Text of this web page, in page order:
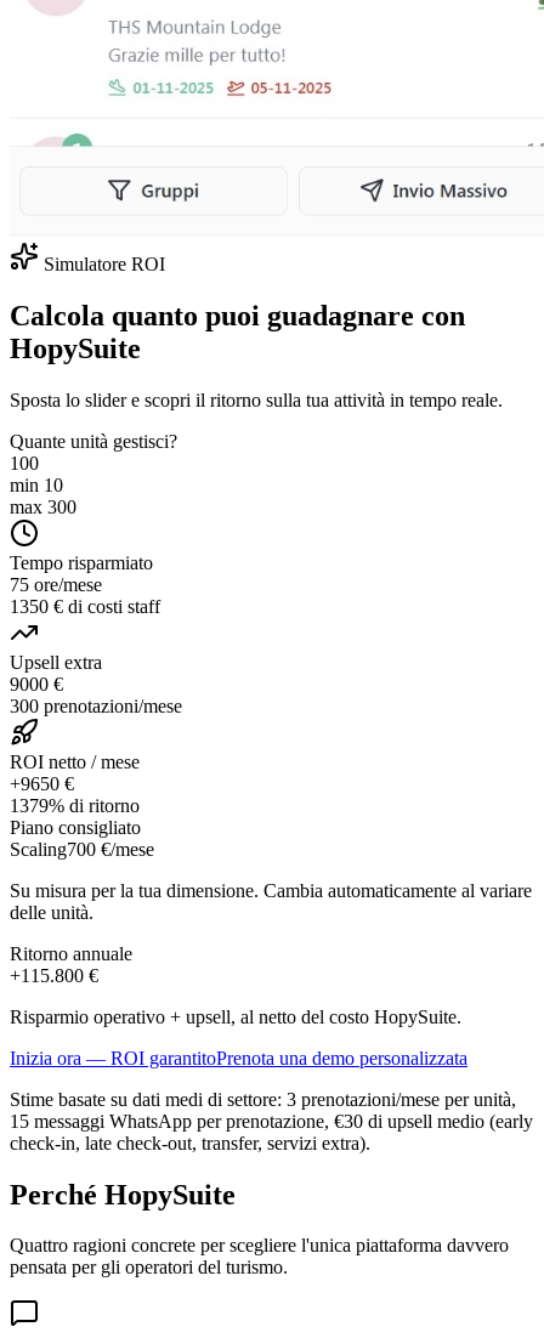
Simulatore ROI
Calcola quanto puoi guadagnare con
HopySuite
Sposta lo slider e scopri il ritorno sulla tua attività in tempo reale.
Quante unità gestisci?
100
min 10
max 300
Tempo risparmiato
75 ore/mese
1350 € di costi staff
Upsell extra
9000 €
300 prenotazioni/mese
ROI netto / mese
+9650 €
1379% di ritorno
Piano consigliato
Scaling700 €/mese
Su misura per la tua dimensione. Cambia automaticamente al variare
delle unità.
Ritorno annuale
+115.800 €
Risparmio operativo + upsell, al netto del costo HopySuite.
Inizia ora — ROI garantitoPrenota una demo personalizzata
Stime basate su dati medi di settore: 3 prenotazioni/mese per unità,
15 messaggi WhatsApp per prenotazione, €30 di upsell medio (early
check-in, late check-out, transfer, servizi extra).
Perché HopySuite
Quattro ragioni concrete per scegliere l'unica piattaforma davvero
pensata per gli operatori del turismo.